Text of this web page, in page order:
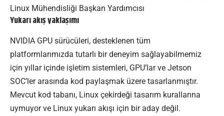
Linux Mühendisliği Başkan Yardımcısı
Yukarı akış yaklaşımı
NVIDIA GPU sürücüleri, desteklenen tüm
platformlarımızda tutarlı bir deneyim sağlayabilmemiz
için yıllar içinde işletim sistemleri, GPU’lar ve Jetson
SOC’ler arasında kod paylaşmak üzere tasarlanmıştır.
Mevcut kod tabanı, Linux çekirdeği tasarım kurallarına
uymuyor ve Linux yukarı akışı için bir aday değil.